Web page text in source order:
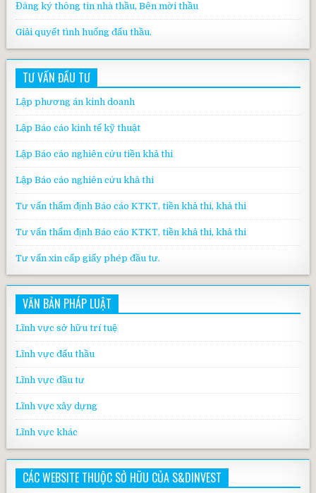
Đăng ký thông tin nhà thầu, Bên mời thầu
Giải quyết tình huống đấu thầu.
TƯ VẤN ĐẦU TƯ
Lập phương án kinh doanh
Lập Báo cáo kinh tế kỹ thuật
Lập Báo cáo nghiên cứu tiền khả thi
Lập Báo cáo nghiên cứu khả thi
Tư vấn thẩm định Báo cáo KTKT, tiền khả thi, khả thi
Tư vấn thẩm định Báo cáo KTKT, tiền khả thi, khả thi
Tư vấn xin cấp giấy phép đầu tư.
VĂN BẢN PHÁP LUẬT
Lĩnh vực sở hữu trí tuệ
Lĩnh vực đấu thầu
Lĩnh vực đầu tư
Lĩnh vực xây dựng
Lĩnh vực khác
CÁC WEBSITE THUỘC SỞ HỮU CỦA S&DINVEST